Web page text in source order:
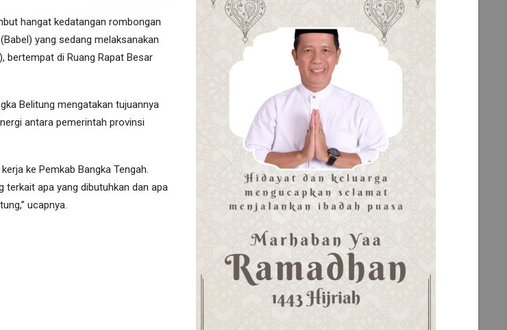
hangat kedatangan rombongan
yang sedang melaksanakan
bertempat di Ruang Rapat Besar
Belitung mengatakan tujuannya
antara pemerintah provinsi
ke Pemkab Bangka Tengah.
terkait apa yang dibutuhkan dan apa
ucapnya.